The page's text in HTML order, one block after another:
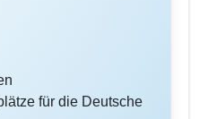
für die Deutsche